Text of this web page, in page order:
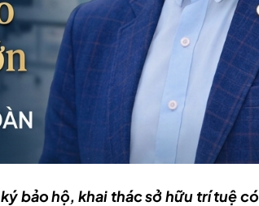
bảo hộ, khai thác sở hữu trí tuệ có